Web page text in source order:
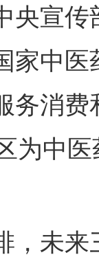
央宣
家中
务消费
为中
未来